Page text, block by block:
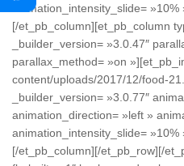
animation_intensity_slide=
[/et_pb_column][et_pb_column
_builder_version= »3.0.47″
parallax_method= »on
content/uploads/2017/12/food-
_builder_version= »3.0.77″
animation_direction= »left »
animation_intensity_slide=
[/et_pb_column][/et_pb_row][/